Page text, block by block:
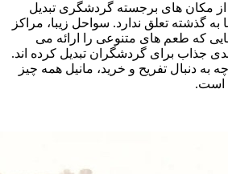
از مکان های برجسته گردشگری تبدیل
به گذشته تعلق ندارد. سواحل زیبا، مراکز
که طعم‌ های متنوعی را ارائه می‌
جذاب برای گردشگران تبدیل کرده ‌اند.
به دنبال تفریح و خرید، مانیل همه چیز
است.